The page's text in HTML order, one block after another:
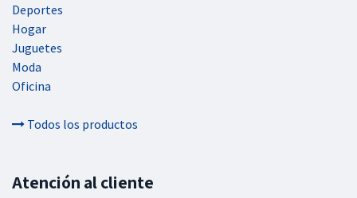
Deportes
Hogar
Juguetes
Moda
Oficina
Todos los productos
Atención al cliente